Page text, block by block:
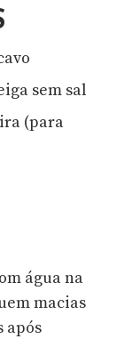
sem sal
(para
água na
macias
após